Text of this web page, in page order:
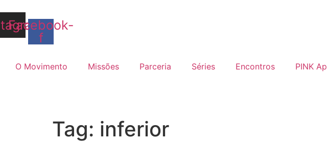
para
o
conteúdo
Facebook-
f
O Movimento Missões Parceria Séries Encontros PINK
Tag: inferior